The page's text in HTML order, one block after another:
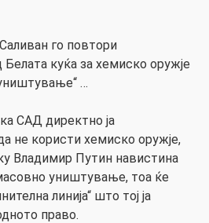
го повтори
куќа за хемиско оружје
…
САД директно ја
не користи хемиско оружје,
Владимир Путин навистина
уништување, тоа ќе
линија“ што тој ја
право.